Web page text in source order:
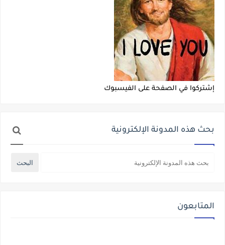
إشتركوا في الصفحة على الفيسبوك
بحث هذه المدونة الإلكترونية
المتابعون